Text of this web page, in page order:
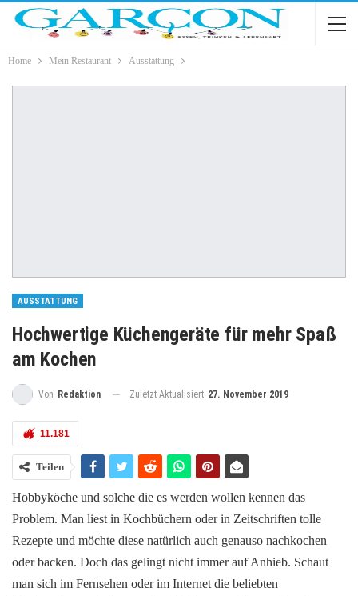
Home Mein Restaurant Ausstattung
AUSSTATTUNG
Hochwertige Küchengeräte für mehr Spaß
am Kochen
Von Redaktion Zuletzt Aktualisiert 27. November 2019
11.181
Teilen
Hobbyköche und solche die es werden wollen kennen das
Problem. Man liest in Kochbüchern oder in Zeitschriften tolle
Rezepte und möchte diese natürlich auch genauso nachkochen
oder backen. Doch das gelingt nicht immer auf Anhieb. Schaut
man sich im Fernsehen oder im Internet die beliebten